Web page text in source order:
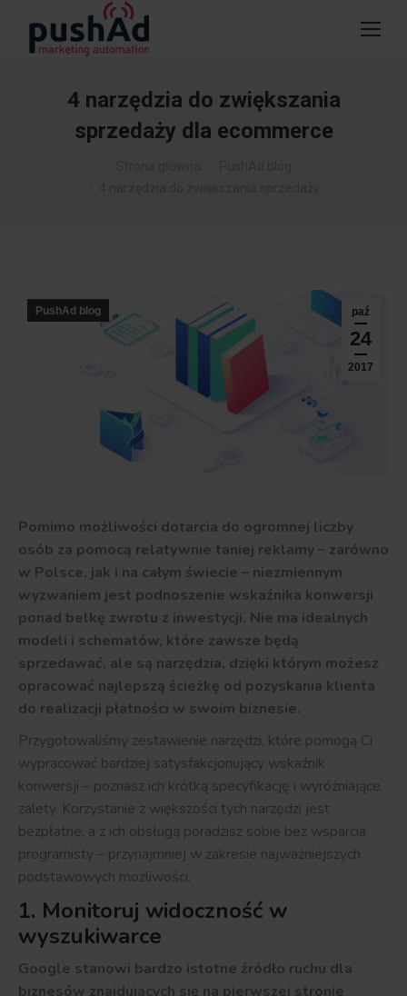
4 narzędzia do zwiększania
sprzedaży dla ecommerce
paź
24
2017
PushAd blog
Pomimo możliwości dotarcia do ogromnej liczby
osób za pomocą relatywnie taniej reklamy – zarówno
w Polsce, jak i na całym świecie – niezmiennym
wyzwaniem jest podnoszenie wskaźnika konwersji
ponad belkę zwrotu z inwestycji. Nie ma idealnych
modeli i schematów, które zawsze będą
sprzedawać, ale są narzędzia, dzięki którym możesz
opracować najlepszą ścieżkę od pozyskania klienta
do realizacji płatności w swoim biznesie.
Przygotowaliśmy zestawienie narzędzi, które pomogą Ci
wypracować bardziej satysfakcjonujący wskaźnik
konwersji – poznasz ich krótką specyfikację i wyróżniające
zalety. Korzystanie z większości tych narzędzi jest
bezpłatne, a z ich obsługą poradzisz sobie bez wsparcia
programisty – przynajmniej w zakresie najważniejszych
podstawowych możliwości.
1. Monitoruj widoczność w
wyszukiwarce
Google stanowi bardzo istotne źródło ruchu dla
biznesów znajdujących się na pierwszej stronie